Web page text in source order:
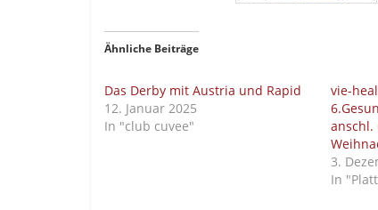
Ähnliche Beiträge
Das Derby mit Austria und Rapid
12. Januar 2025
In "club cuvee"
vie-
anschl.
3.
In